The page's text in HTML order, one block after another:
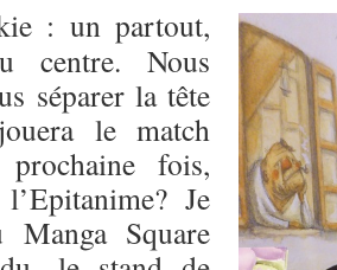
: un partout,
centre. Nous
séparer la tête
le match
fois,
Je
Manga Square